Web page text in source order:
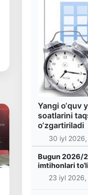
Yangi o‘quv
soatlarini
o‘zgartiriladi
30 iyl
Bugun 2026/
imtihonlari
23 iyl